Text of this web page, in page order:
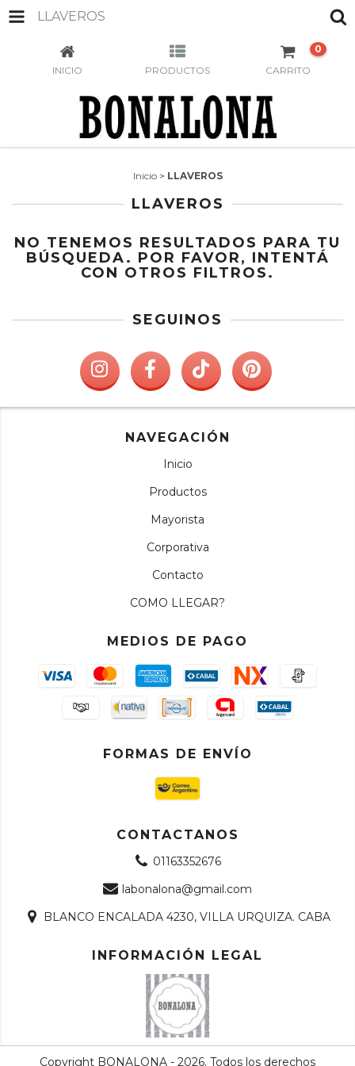
LLAVEROS
INICIO PRODUCTOS CARRITO
0
Inicio > LLAVEROS
LLAVEROS
NO TENEMOS RESULTADOS PARA TU
BÚSQUEDA. POR FAVOR, INTENTÁ
CON OTROS FILTROS.
SEGUINOS
NAVEGACIÓN
Inicio
Productos
Mayorista
Corporativa
Contacto
COMO LLEGAR?
MEDIOS DE PAGO
FORMAS DE ENVÍO
CONTACTANOS
01163352676
labonalona@gmail.com
BLANCO ENCALADA 4230, VILLA URQUIZA. CABA
INFORMACIÓN LEGAL
Copyright BONALONA - 2026. Todos los derechos